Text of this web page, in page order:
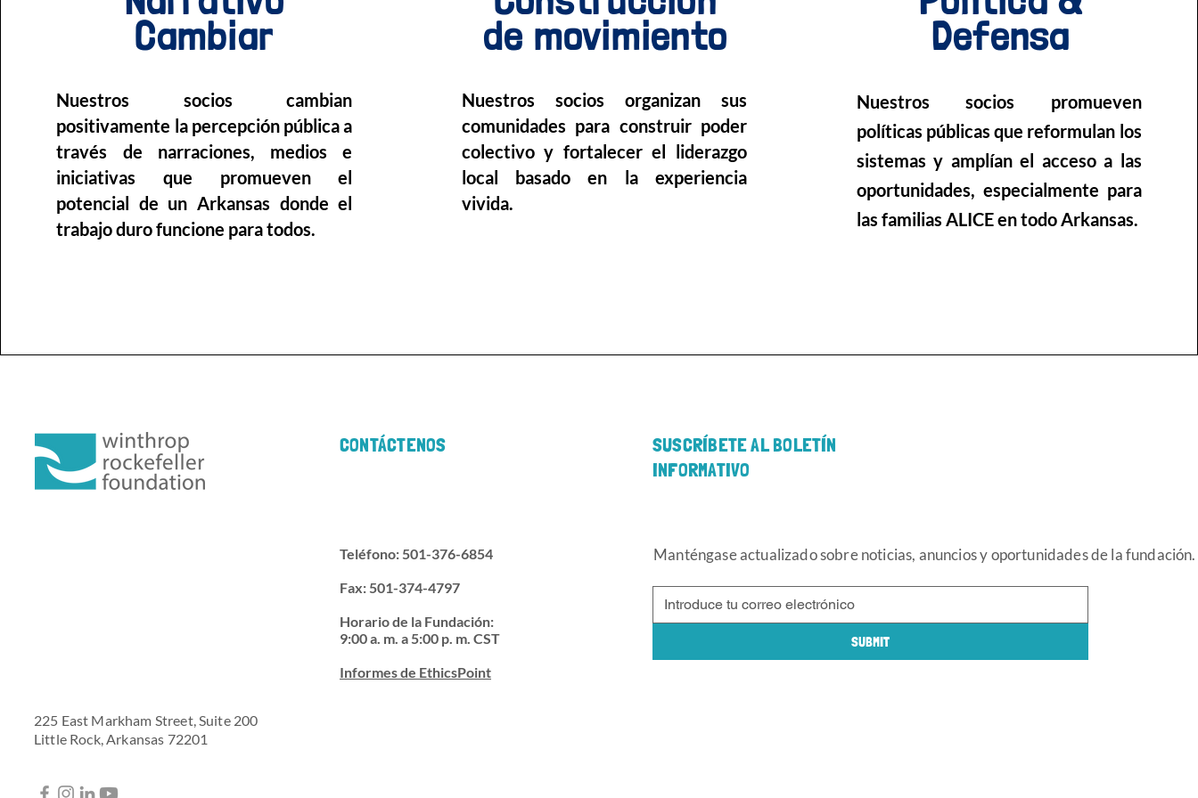
Cambiar
Nuestros socios cambian
positivamente la percepción pública a
través de narraciones, medios e
iniciativas que promueven el
potencial de un Arkansas donde el
trabajo duro funcione para todos.
de movimiento
Nuestros socios organizan sus
comunidades para construir poder
colectivo y fortalecer el liderazgo
local basado en la experiencia
vivida.
Defensa
Nuestros socios promueven
políticas públicas que reformulan los
sistemas y amplían el acceso a las
oportunidades, especialmente para
las familias ALICE en todo Arkansas.
CONTÁCTENOS
Teléfono: 501-376-6854
Fax: 501-374-4797
Horario de la Fundación:
9:00 a. m. a 5:00 p. m. CST
Informes de EthicsPoint
SUSCRÍBETE AL BOLETÍN
INFORMATIVO
Manténgase actualizado sobre noticias, anuncios y oportunidades de la fundación.
SUBMIT
225 East Markham Street, Suite 200
Little Rock, Arkansas 72201